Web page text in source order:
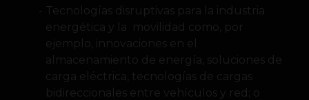
Tecnologías disruptivas para la industria
energética y la movilidad como, por
ejemplo, innovaciones en el
almacenamiento de energía, soluciones de
carga eléctrica, tecnologías de cargas
bidireccionales entre vehículos y red; o